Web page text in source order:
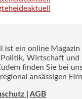
ist ein online
Politik, Wirtschaft und
finden Sie bei
ansässigen
| AGB